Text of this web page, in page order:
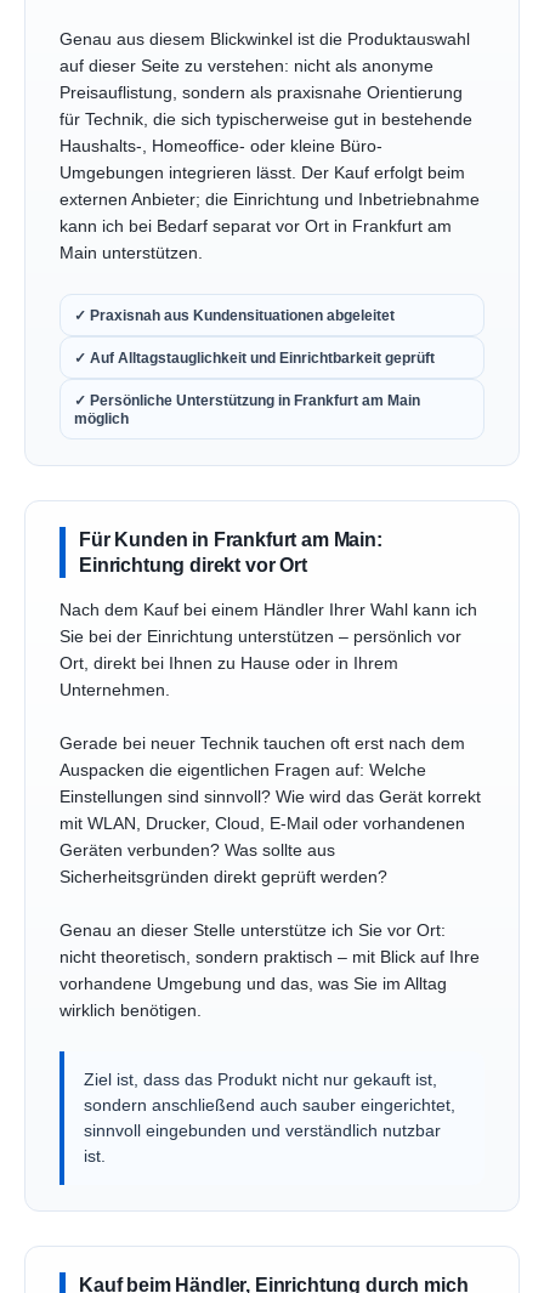
Genau aus diesem Blickwinkel ist die Produktauswahl
auf dieser Seite zu verstehen: nicht als anonyme
Preisauflistung, sondern als praxisnahe Orientierung
für Technik, die sich typischerweise gut in bestehende
Haushalts-, Homeoffice- oder kleine Büro-
Umgebungen integrieren lässt. Der Kauf erfolgt beim
externen Anbieter; die Einrichtung und Inbetriebnahme
kann ich bei Bedarf separat vor Ort in Frankfurt am
Main unterstützen.
✓ Praxisnah aus Kundensituationen abgeleitet
✓ Auf Alltagstauglichkeit und Einrichtbarkeit geprüft
✓ Persönliche Unterstützung in Frankfurt am Main
möglich
Für Kunden in Frankfurt am Main:
Einrichtung direkt vor Ort
Nach dem Kauf bei einem Händler Ihrer Wahl kann ich
Sie bei der Einrichtung unterstützen – persönlich vor
Ort, direkt bei Ihnen zu Hause oder in Ihrem
Unternehmen.
Gerade bei neuer Technik tauchen oft erst nach dem
Auspacken die eigentlichen Fragen auf: Welche
Einstellungen sind sinnvoll? Wie wird das Gerät korrekt
mit WLAN, Drucker, Cloud, E-Mail oder vorhandenen
Geräten verbunden? Was sollte aus
Sicherheitsgründen direkt geprüft werden?
Genau an dieser Stelle unterstütze ich Sie vor Ort:
nicht theoretisch, sondern praktisch – mit Blick auf Ihre
vorhandene Umgebung und das, was Sie im Alltag
wirklich benötigen.
Ziel ist, dass das Produkt nicht nur gekauft ist,
sondern anschließend auch sauber eingerichtet,
sinnvoll eingebunden und verständlich nutzbar
ist.
Kauf beim Händler, Einrichtung durch mich